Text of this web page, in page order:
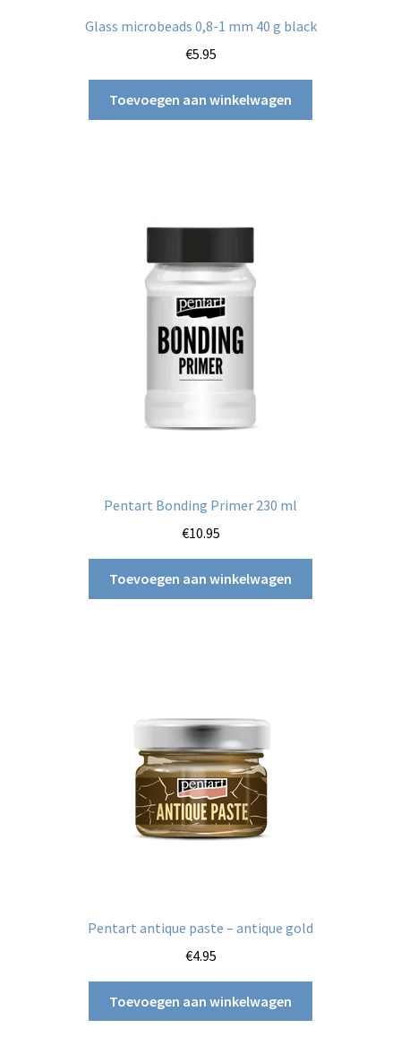
Glass microbeads 0,8-1 mm 40 g black
€5.95
Toevoegen aan winkelwagen
Pentart Bonding Primer 230 ml
€10.95
Toevoegen aan winkelwagen
Pentart antique paste – antique gold
€4.95
Toevoegen aan winkelwagen